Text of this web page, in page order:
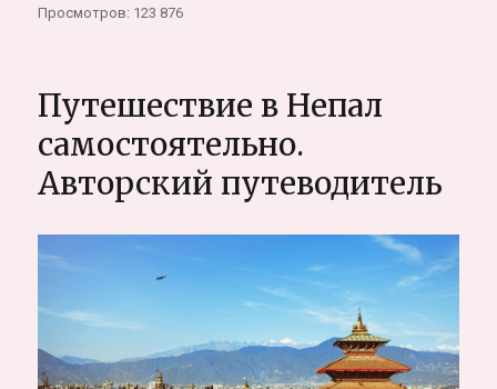
Грузии.
краткий
путеводитель
Просмотров: 123 876
Путешествие в Непал
самостоятельно.
Авторский путеводитель